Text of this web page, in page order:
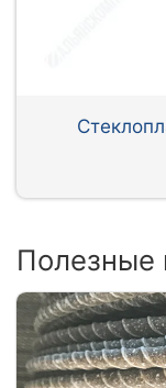
Полезные